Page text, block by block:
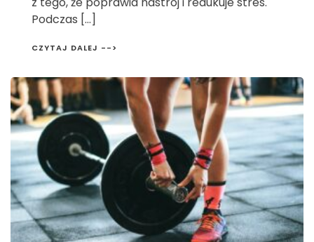
Podczas […]
CZYTAJ DALEJ -->